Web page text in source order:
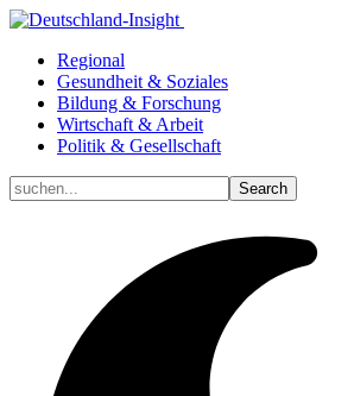
Regional
Gesundheit & Soziales
Bildung & Forschung
Wirtschaft & Arbeit
Politik & Gesellschaft